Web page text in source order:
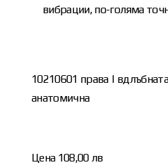
вибрации, по-голяма
10210601 права |
анатомична
Цена 108,00 лв